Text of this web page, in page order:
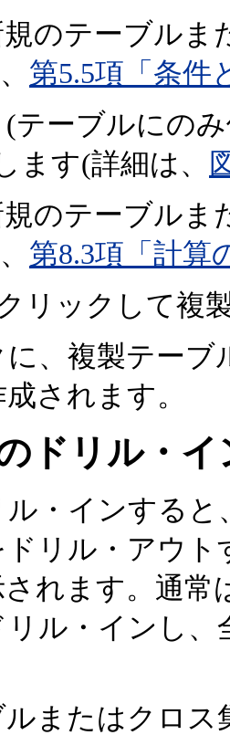
のテーブルま
第5.5項「条件
(テーブルにの
ます(詳細は、
規のテーブルま
第8.3項「計算
クリックして複
に、複製テー
されます。
ドリル・
・インすると
リル・アウ
れます。通
ル・インし
またはクロ